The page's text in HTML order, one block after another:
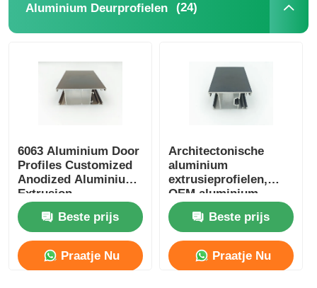
Aluminium Deurprofielen (24)
6063 Aluminium Door
Profiles Customized
Anodized Aluminium
Extrusion
Beste prijs
Praatje Nu
Architectonische
aluminium
extrusieprofielen,
OEM aluminium
glazen deurprofiel
Beste prijs
Praatje Nu